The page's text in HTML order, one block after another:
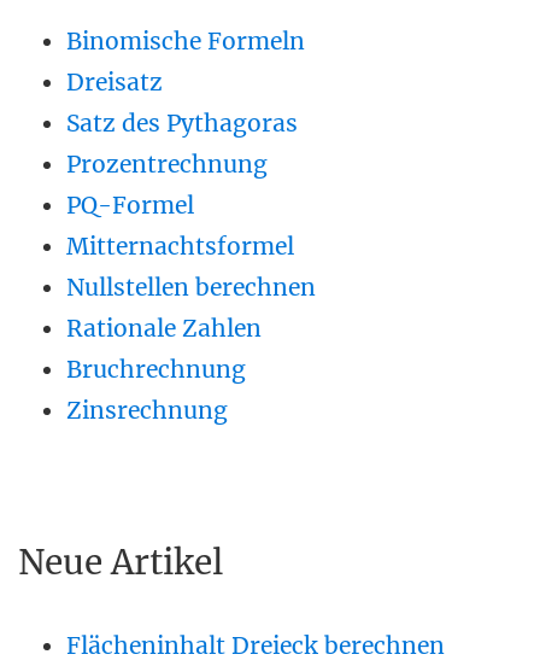
Binomische Formeln
Dreisatz
Satz des Pythagoras
Prozentrechnung
PQ-Formel
Mitternachtsformel
Nullstellen berechnen
Rationale Zahlen
Bruchrechnung
Zinsrechnung
Neue Artikel
Flächeninhalt Dreieck berechnen